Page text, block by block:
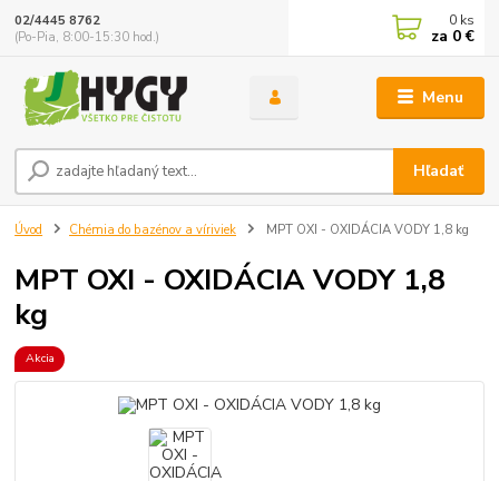
Menu
Hľadať
02/4445 8762
(Po-Pia, 8:00-15:30 hod.)
0 ks
za 0 €
Úvod Chémia do bazénov a víriviek MPT OXI - OXIDÁCIA VODY 1,8 kg
MPT OXI - OXIDÁCIA VODY 1,8
kg
Akcia